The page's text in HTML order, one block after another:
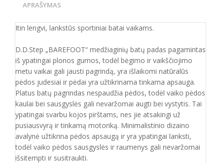
APRAŠYMAS
Itin lengvi, lankstūs sportiniai batai vaikams.
D.D.Step „BAREFOOT“ medžiaginių batų padas pagamintas
iš ypatingai plonos gumos, todėl bėgimo ir vaikščiojimo
metu vaikai gali jausti pagrindą, yra išlaikomi natūralūs
pėdos judesiai ir pėdai yra užtikrinama tinkama apsauga.
Platus batų pagrindas nespaudžia pėdos, todėl vaiko pėdos
kaulai bei sausgyslės gali nevaržomai augti bei vystytis. Tai
ypatingai svarbu kojos pirštams, nes jie atsakingi už
pusiausvyrą ir tinkamą motoriką. Minimalistinio dizaino
avalynė užtikrina pėdos apsaugą ir yra ypatingai lanksti,
todėl vaiko pėdos sausgyslės ir raumenys gali nevaržomai
išsitempti ir susitraukti.